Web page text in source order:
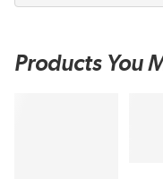
Products You